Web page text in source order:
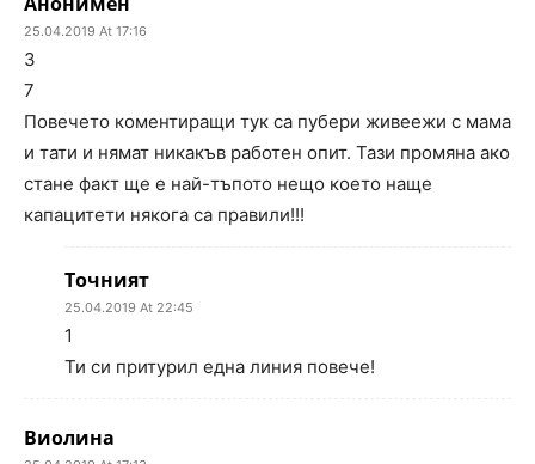
25.04.2019 At 17:16
3
7
Повечето коментиращи тук са пубери живеежи с мама
и тати и нямат никакъв работен опит. Тази промяна ако
стане факт ще е най-тъпото нещо което наще
капацитети някога са правили!!!
Точният
25.04.2019 At 22:45
1
Ти си притурил една линия повече!
Виолина